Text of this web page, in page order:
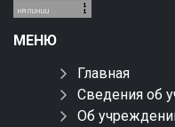
МЕНЮ
Главная
Сведения об
Об